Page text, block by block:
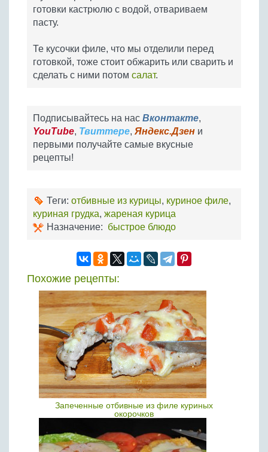
готовки кастрюлю с водой, отвариваем
пасту.
Те кусочки филе, что мы отделили перед
готовкой, тоже стоит обжарить или сварить и
сделать с ними потом салат.
Подписывайтесь на нас Вконтакте,
YouTube, Твиттере, Яндекс.Дзен и
первыми получайте самые вкусные
рецепты!
Теги: отбивные из курицы, куриное филе,
куриная грудка, жареная курица
Назначение: быстрое блюдо
Похожие рецепты:
Запеченные отбивные из филе куриных
окорочков